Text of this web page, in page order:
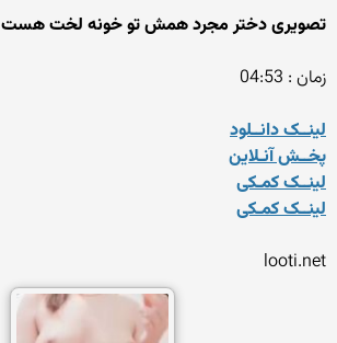
تصویری دختر مجرد همش تو خونه لخت هست
زمان : 04:53
لینــک دانــلود
پخــش آنـلاین
لینــک کمـکی
لینــک کمـکی
looti.net